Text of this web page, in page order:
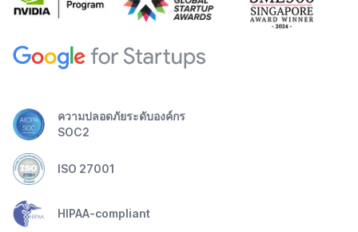
ความปลอดภัยระดับองค์กร
SOC2
ISO 27001
HIPAA-compliant